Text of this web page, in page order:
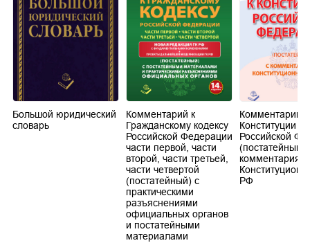
Большой юридический
словарь
Комментарий к
Гражданскому кодексу
Российской Федерации
части первой, части
второй, части третьей,
части четвертой
(постатейный) с
практическими
разъяcнениями
официальных органов
и постатейными
материалами
Комментарий к
Конституции
Российской
(постатейный)
РФ